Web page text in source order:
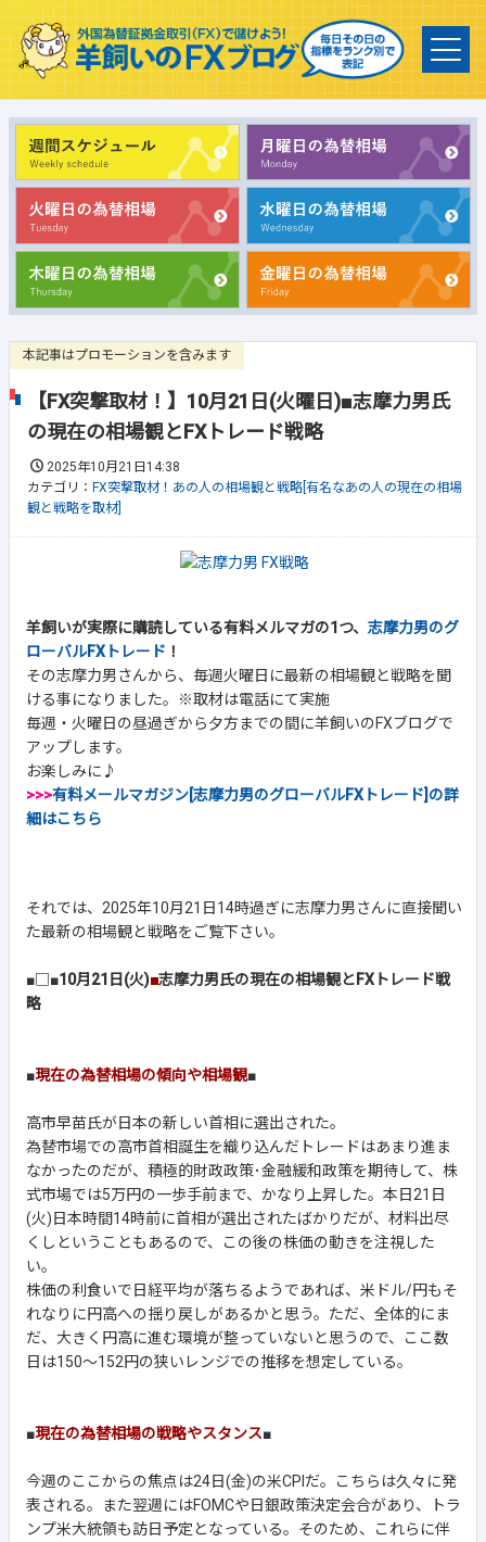
本記事はプロモーションを含みます
【FX突撃取材！】10月21日(火曜日)■志摩力男氏
の現在の相場観とFXトレード戦略
2025年10月21日14:38
カテゴリ： FX突撃取材！あの人の相場観と戦略[有名なあの人の現在の相場
観と戦略を取材]
羊飼いが実際に購読している有料メルマガの1つ、 志摩力男のグ
ローバルFXトレード ！
その志摩力男さんから、毎週火曜日に最新の相場観と戦略を聞
ける事になりました。※取材は電話にて実施
毎週・火曜日の昼過ぎから夕方までの間に羊飼いのFXブログで
アップします。
お楽しみに♪
>>>有料メールマガジン[志摩力男のグローバルFXトレード]の詳
細はこちら
それでは、2025年10月21日14時過ぎに志摩力男さんに直接聞い
た最新の相場観と戦略をご覧下さい。
■□■10月21日(火)■志摩力男氏の現在の相場観とFXトレード戦
略
■現在の為替相場の傾向や相場観■
高市早苗氏が日本の新しい首相に選出された。
為替市場での高市首相誕生を織り込んだトレードはあまり進ま
なかったのだが、積極的財政政策･金融緩和政策を期待して、株
式市場では5万円の一歩手前まで、かなり上昇した。本日21日
(火)日本時間14時前に首相が選出されたばかりだが、材料出尽
くしということもあるので、この後の株価の動きを注視した
い。
株価の利食いで日経平均が落ちるようであれば、米ドル/円もそ
れなりに円高への揺り戻しがあるかと思う。ただ、全体的にま
だ、大きく円高に進む環境が整っていないと思うので、ここ数
日は150～152円の狭いレンジでの推移を想定している。
■現在の為替相場の戦略やスタンス■
今週のここからの焦点は24日(金)の米CPIだ。こちらは久々に発
表される。また翌週にはFOMCや日銀政策決定会合があり、トラ
ンプ米大統領も訪日予定となっている。そのため、これらに伴